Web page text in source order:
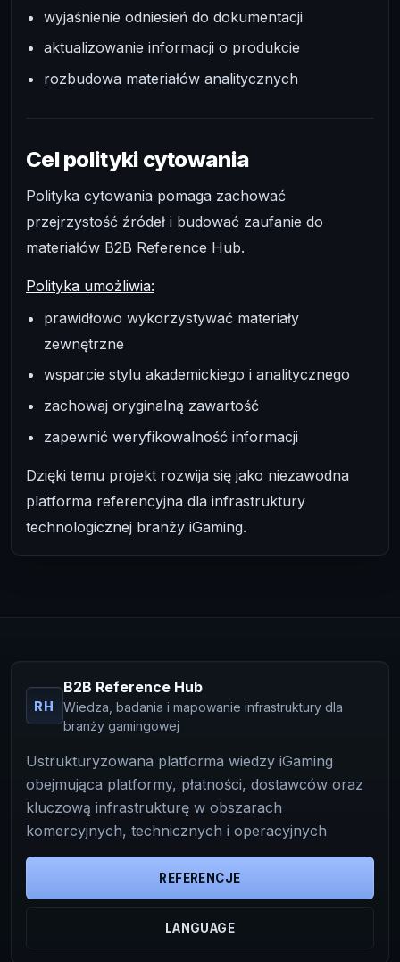
wyjaśnienie odniesień do dokumentacji
aktualizowanie informacji o produkcie
rozbudowa materiałów analitycznych
Cel polityki cytowania
Polityka cytowania pomaga zachować
przejrzystość źródeł i budować zaufanie do
materiałów B2B Reference Hub.
Polityka umożliwia:
prawidłowo wykorzystywać materiały
zewnętrzne
wsparcie stylu akademickiego i analitycznego
zachowaj oryginalną zawartość
zapewnić weryfikowalność informacji
Dzięki temu projekt rozwija się jako niezawodna
platforma referencyjna dla infrastruktury
technologicznej branży iGaming.
RH
B2B Reference Hub
Wiedza, badania i mapowanie infrastruktury dla
branży gamingowej
Ustrukturyzowana platforma wiedzy iGaming
obejmująca platformy, płatności, dostawców oraz
kluczową infrastrukturę w obszarach
komercyjnych, technicznych i operacyjnych
REFERENCJE
LANGUAGE